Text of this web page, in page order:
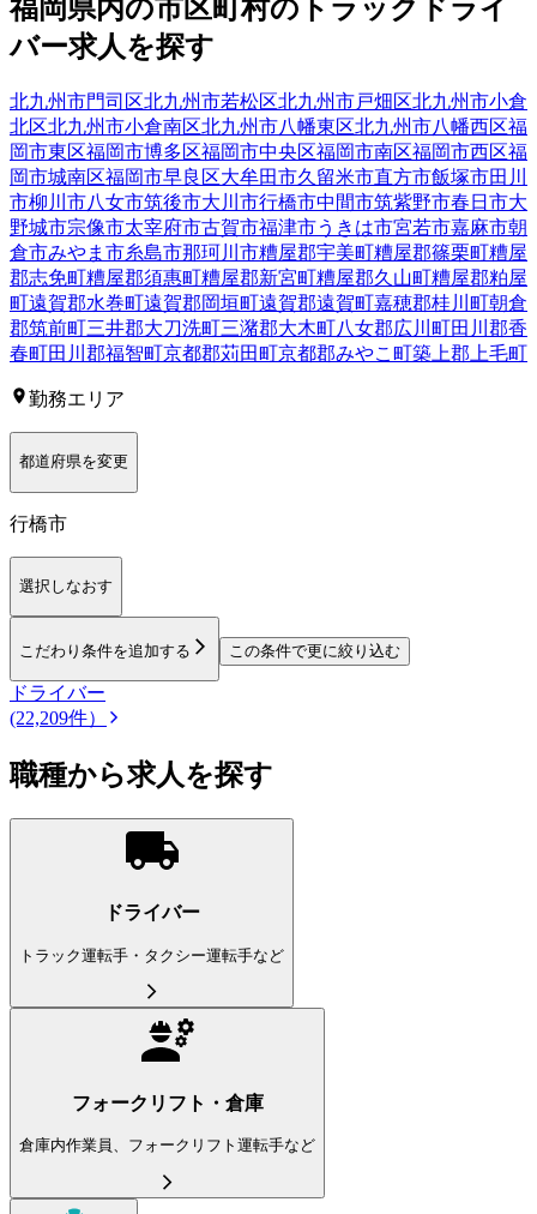
福岡県内の市区町村の トラック ドライ
バー求人を探す
北九州市門司区北九州市若松区北九州市戸畑区北九州市小倉
北区北九州市小倉南区北九州市八幡東区北九州市八幡西区福
岡市東区福岡市博多区福岡市中央区福岡市南区福岡市西区福
岡市城南区福岡市早良区大牟田市久留米市直方市飯塚市田川
市柳川市八女市筑後市大川市行橋市中間市筑紫野市春日市大
野城市宗像市太宰府市古賀市福津市うきは市宮若市嘉麻市朝
倉市みやま市糸島市那珂川市糟屋郡宇美町糟屋郡篠栗町糟屋
郡志免町糟屋郡須惠町糟屋郡新宮町糟屋郡久山町糟屋郡粕屋
町遠賀郡水巻町遠賀郡岡垣町遠賀郡遠賀町嘉穂郡桂川町朝倉
郡筑前町三井郡大刀洗町三潴郡大木町八女郡広川町田川郡香
春町田川郡福智町京都郡苅田町京都郡みやこ町築上郡上毛町
勤務エリア
都道府県を変更
行橋市
選択しなおす
こだわり条件を追加する この条件で更に絞り込む
ドライバー
(22,209件）
職種から求人を探す
ドライバー
トラック運転手・タクシー運転手など
フォークリフト・倉庫
倉庫内作業員、フォークリフト運転手など